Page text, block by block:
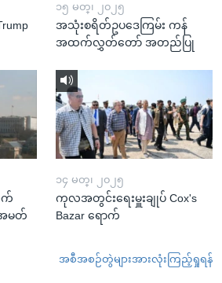
၁၅ မတ္၊ ၂၀၂၅
အသုံးစရိတ်ဥပဒေကြမ်း ကန်
အထက်လွှတ်တော် အတည်ပြု
က်
မတ်
၁၄ မတ္၊ ၂၀၂၅
ကုလအတွင်းရေးမှူးချုပ် Cox's
Bazar ရောက်
အစီအစဉ်တွဲများအားလုံးကြည့်ရှုရန်